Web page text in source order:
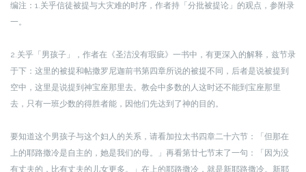
编注：1.关乎信徒被提与大灾难的时序，作者持「分批被提论」的观点，参附录
一。
2.关乎「男孩子」，作者在《圣洁没有瑕疵》一书中，有更深入的解释，兹节录
于下： 这里的被提和帖撒罗尼迦前书第四章所说的被提不同，后者是说被提到
空中，这里是说提到神宝座那里去。教会中多数的人这时还不能到宝座那里
去，只有一班少数的得胜者能，因他们先达到了神的目的。
要知道这个男孩子与这个妇人的关系，请看加拉太书四章二十六节：「但那在
上的耶路撒冷是自主的，她是我们的母。」再看第廿七节末了一句：「因为没
有丈夫的，比有丈夫的儿女更多。」在上的耶路撒冷，就是新耶路撒冷。新耶